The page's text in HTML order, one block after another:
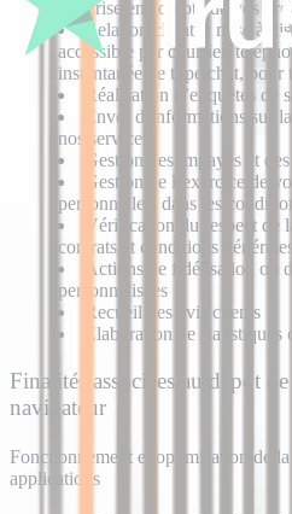
Prise en compte de vos
Relation clients : mise à
accessible par courrier,
instantanée de type chat, pour
Réalisation d’enquêtes de
Envoi d’informations sur
nos services
Gestion des impayés et
Gestion de l’exercice de
personnelles, dans les
Vérification du respect de
contrats et conditions
Actions de fidélisation ou
personnalisées
Recueil des avis clients
Élaboration de statistiques
Finalités associées au dépôt
navigateur
Fonctionnement et optimisation de la
applications